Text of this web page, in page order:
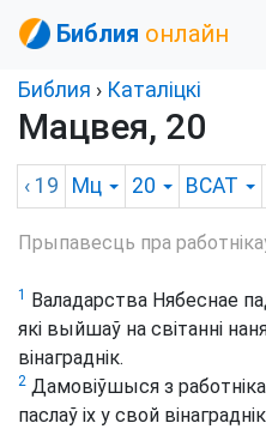
Библия онлайн
Библия › Каталіцкі
Мацвея, 20
‹ 19 Мц 20 BCAT
Прыпавесць пра
1
Валадарства Нябеснае
які выйшаў на світанні
вінаграднік.
2 Дамовіўшыся з
паслаў іх у свой